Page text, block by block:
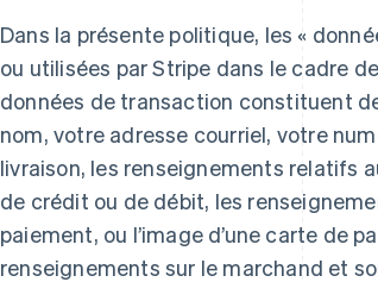
Dans la présente politique, les «
ou utilisées par Stripe dans le cadre
données de transaction constituent
nom, votre adresse courriel, votre
livraison, les renseignements relatifs
de crédit ou de débit, les
paiement, ou l’image d’une carte de
renseignements sur le marchand et